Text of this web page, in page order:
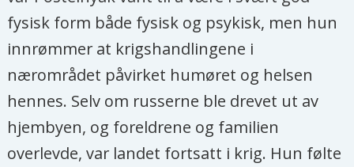
fysisk form både fysisk og psykisk, men hun
innrømmer at krigshandlingene i
nærområdet påvirket humøret og helsen
hennes. Selv om russerne ble drevet ut av
hjembyen, og foreldrene og familien
overlevde, var landet fortsatt i krig. Hun følte